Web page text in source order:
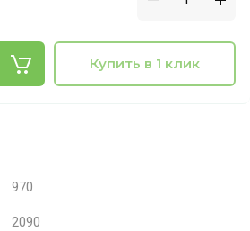
Купить в 1 клик
970
2090